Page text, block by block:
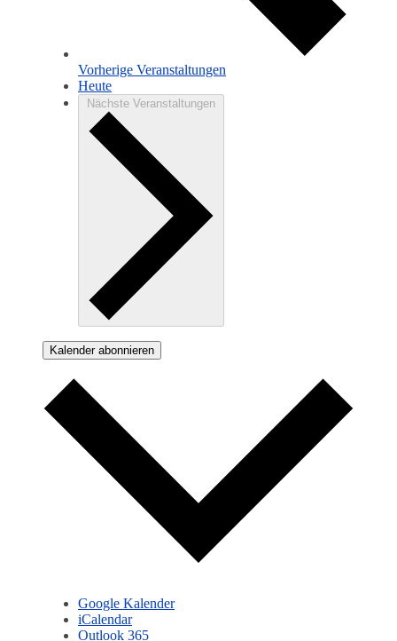
Vorherige Veranstaltungen
Heute
Nächste Veranstaltungen
Kalender abonnieren
Google Kalender
iCalendar
Outlook 365